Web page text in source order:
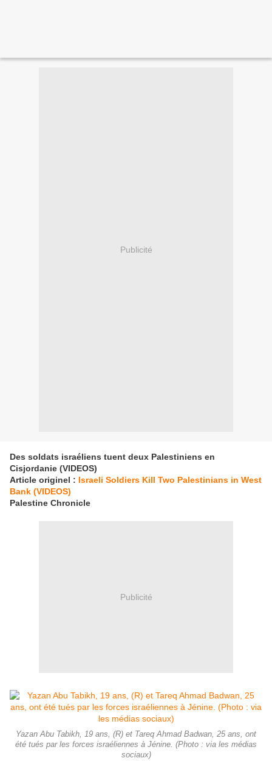
Publicité
Des soldats israéliens tuent deux Palestiniens en
Cisjordanie (VIDEOS)
Article originel : Israeli Soldiers Kill Two Palestinians in West
Bank (VIDEOS)
Palestine Chronicle
Publicité
Yazan Abu Tabikh, 19 ans, (R) et Tareq Ahmad Badwan, 25 ans, ont
été tués par les forces israéliennes à Jénine. (Photo : via les médias
sociaux)